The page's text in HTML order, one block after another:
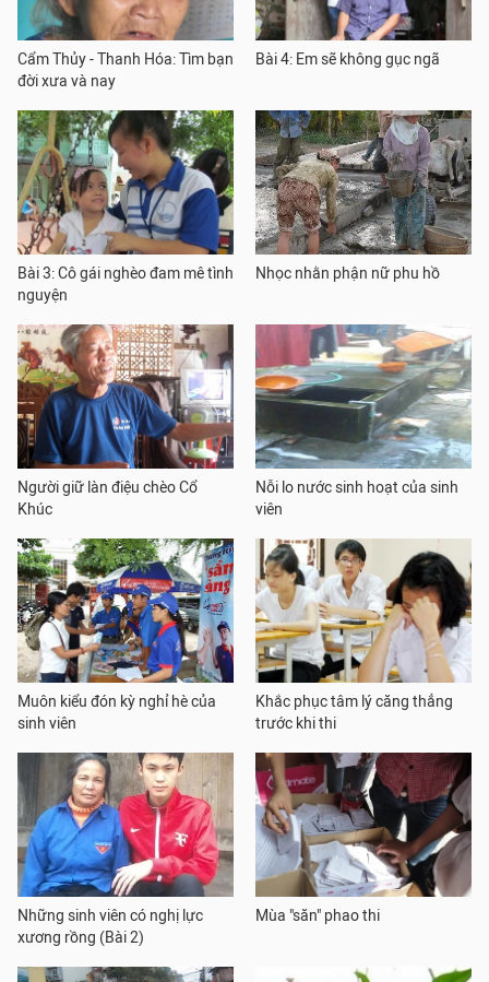
Cẩm Thủy - Thanh Hóa: Tìm bạn
đời xưa và nay
Bài 4: Em sẽ không gục ngã
Bài 3: Cô gái nghèo đam mê tình
nguyện
Nhọc nhằn phận nữ phu hồ
Người giữ làn điệu chèo Cổ
Khúc
Nỗi lo nước sinh hoạt của sinh
viên
Muôn kiểu đón kỳ nghỉ hè của
sinh viên
Khắc phục tâm lý căng thẳng
trước khi thi
Những sinh viên có nghị lực
xương rồng (Bài 2)
Mùa "săn" phao thi